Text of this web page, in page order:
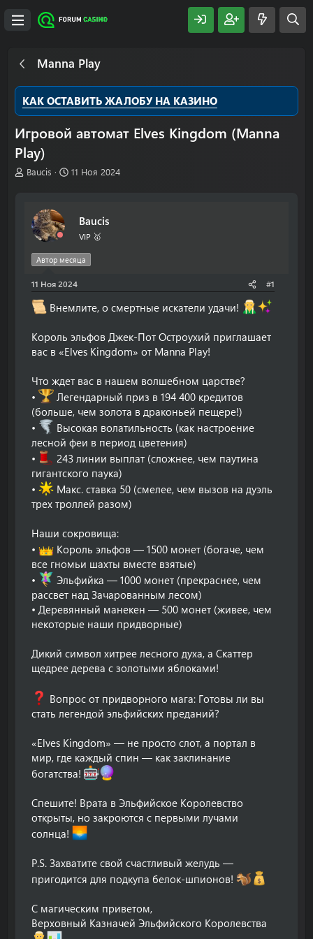
Manna Play
КАК ОСТАВИТЬ ЖАЛОБУ НА КАЗИНО
Игровой автомат Elves Kingdom (Manna
Play)
А
Baucis
Д
а
а
11 Ноя 2024
Baucis
VIP 🥇
Автор месяца
11 Ноя 2024 #1
Внемлите, о смертные искатели удачи!
Король эльфов Джек-Пот Остроухий приглашает
вас в «Elves Kingdom» от Manna Play!
Что ждет вас в нашем волшебном царстве?
•
Легендарный приз в 194 400 кредитов
(больше, чем золота в драконьей пещере!)
•
Высокая волатильность (как настроение
лесной феи в период цветения)
•
243 линии выплат (сложнее, чем паутина
гигантского паука)
•
Макс. ставка 50 (смелее, чем вызов на дуэль
трех троллей разом)
Наши сокровища:
•
Король эльфов — 1500 монет (богаче, чем
все гномьи шахты вместе взятые)
•
Эльфийка — 1000 монет (прекраснее, чем
рассвет над Зачарованным лесом)
• Деревянный манекен — 500 монет (живее, чем
некоторые наши придворные)
Дикий символ хитрее лесного духа, а Скаттер
щедрее дерева с золотыми яблоками!
Вопрос от придворного мага: Готовы ли вы
стать легендой эльфийских преданий?
«Elves Kingdom» — не просто слот, а портал в
мир, где каждый спин — как заклинание
богатства!
Спешите! Врата в Эльфийское Королевство
открыты, но закроются с первыми лучами
солнца!
P.S. Захватите свой счастливый желудь —
пригодится для подкупа белок-шпионов!
С магическим приветом,
Верховный Казначей Эльфийского Королевства